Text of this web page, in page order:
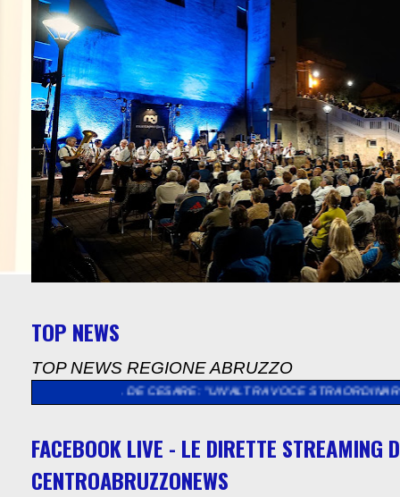
TOP NEWS
TOP NEWS REGIONE ABRUZZO
DE CESARE: "UN'ALTRA VOCE STRAORDINARIA PER
FACEBOOK LIVE - LE DIRETTE STREAMING
CENTROABRUZZONEWS